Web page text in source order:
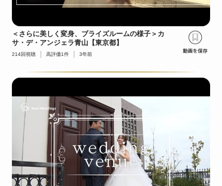
＜さらに美しく変身、ブライズルームの様子＞カ
サ・デ・アンジェラ青山【東京都】
214回視聴 高評価1件 3年前